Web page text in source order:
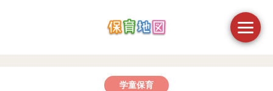
学童保育